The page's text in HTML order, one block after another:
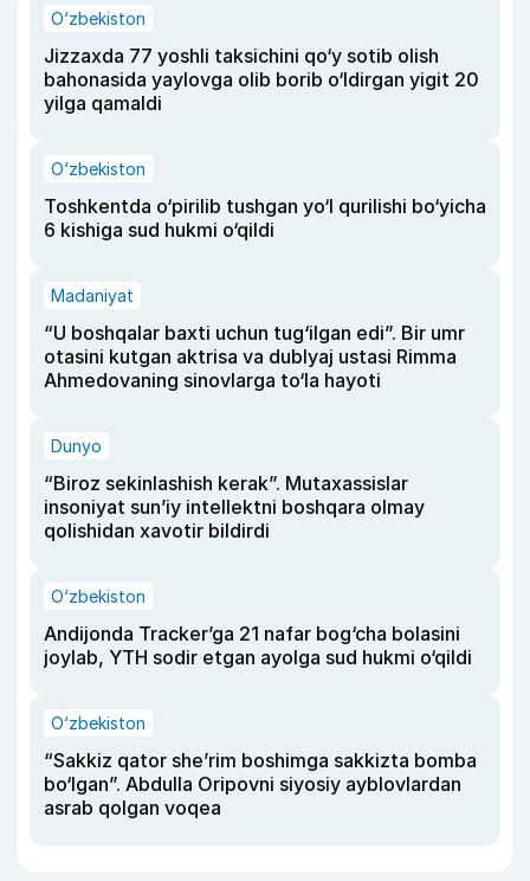
O‘zbekiston
Jizzaxda 77 yoshli taksichini qo‘y sotib olish
bahonasida yaylovga olib borib o‘ldirgan yigit 20
yilga qamaldi
O‘zbekiston
Toshkentda o‘pirilib tushgan yo‘l qurilishi bo‘yicha
6 kishiga sud hukmi o‘qildi
Madaniyat
“U boshqalar baxti uchun tug‘ilgan edi”. Bir umr
otasini kutgan aktrisa va dublyaj ustasi Rimma
Ahmedovaning sinovlarga to‘la hayoti
Dunyo
“Biroz sekinlashish kerak”. Mutaxassislar
insoniyat sun’iy intellektni boshqara olmay
qolishidan xavotir bildirdi
O‘zbekiston
Andijonda Tracker’ga 21 nafar bog‘cha bolasini
joylab, YTH sodir etgan ayolga sud hukmi o‘qildi
O‘zbekiston
“Sakkiz qator she’rim boshimga sakkizta bomba
bo‘lgan”. Abdulla Oripovni siyosiy ayblovlardan
asrab qolgan voqea